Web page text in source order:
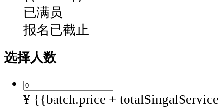
育
化
已满员
报名已截止
选择人数
¥ {{batch.price +